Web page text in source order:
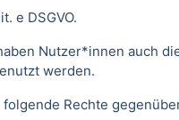
e DSGVO.
Nutzer*innen auch
werden.
Rechte